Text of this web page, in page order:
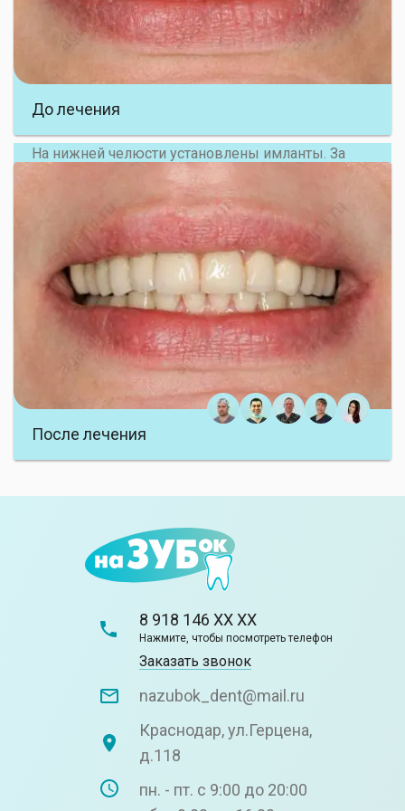
До лечения
глубоким резцовым перекрытием.
Принято решение провести тотальную
реабилитацию прикуса, восстановление эстетики
После лечения
На нижней челюсти установлены имланты. За
перелечены, восстановлены вкладками, на
временных коронках зафиксирована нужная
На все зубы были установлены коронки на
основе диоксида циркония
Вкладка из диоксида циркония
Имплантация зубов
Коронка из диоксида циркония, E-max на импланте
Протезирование зубов
8 918 146 XX XX
Нажмите, чтобы посмотреть телефон
Заказать звонок
nazubok_dent@mail.ru
Краснодар, ул.Герцена,
д.118
пн. - пт. с 9:00 до 20:00